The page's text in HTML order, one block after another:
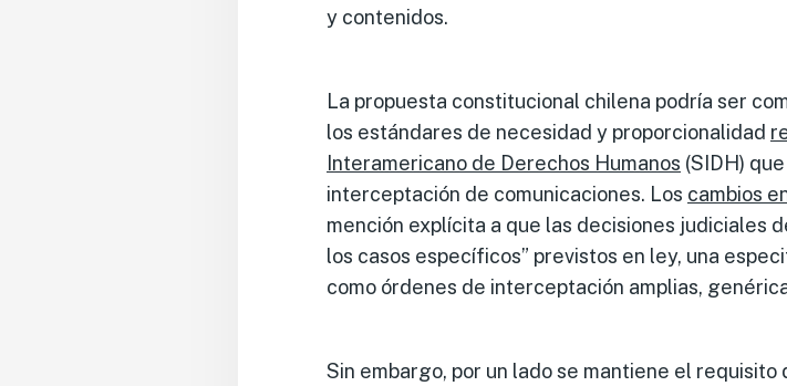
y contenidos.
La propuesta constitucional chilena podría ser
los estándares de necesidad y proporcionalidad
Interamericano de Derechos Humanos (SIDH)
interceptación de comunicaciones. Los cambios
mención explícita a que las decisiones judiciales
los casos específicos” previstos en ley, una
como órdenes de interceptación amplias,
Sin embargo, por un lado se mantiene el